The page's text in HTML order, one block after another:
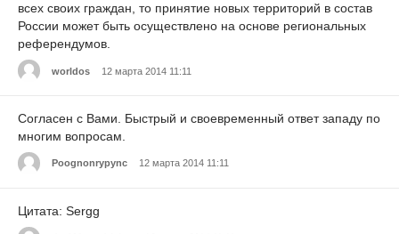
всех своих граждан, то принятие новых территорий в состав
России может быть осуществлено на основе региональных
референдумов.
worldos 12 марта 2014 11:11
Согласен с Вами. Быстрый и своевременный ответ западу по
многим вопросам.
Poognonrypync 12 марта 2014 11:11
Цитата: Sergg